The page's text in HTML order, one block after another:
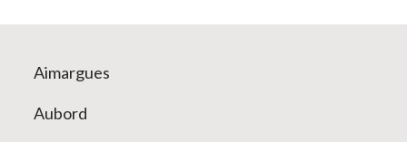
Aimargues
Aubord